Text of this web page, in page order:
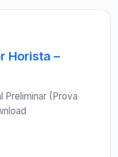
Horista –
(Prova